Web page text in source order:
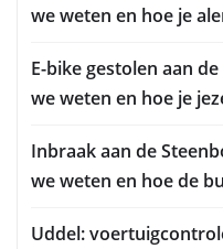
we weten en hoe je
E-bike gestolen aan
we weten en hoe je
Inbraak aan de
we weten en hoe de
Uddel: